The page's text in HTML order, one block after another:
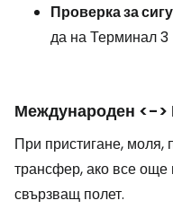
Проверка за
да на Терминал 3
Международен <-
При пристигане, моля,
трансфер, ако все още
свързващ полет.